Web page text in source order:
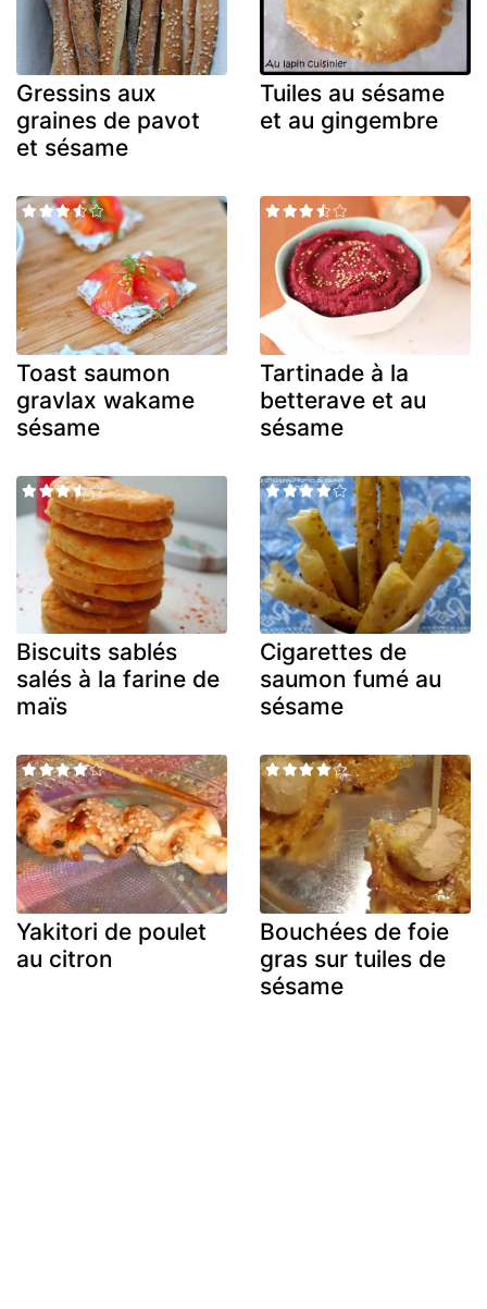
Gressins aux
graines de pavot
et sésame
Tuiles au sésame
et au gingembre
Toast saumon
gravlax wakame
sésame
Tartinade à la
betterave et au
sésame
Biscuits sablés
salés à la farine de
maïs
Cigarettes de
saumon fumé au
sésame
Yakitori de poulet
au citron
Bouchées de foie
gras sur tuiles de
sésame